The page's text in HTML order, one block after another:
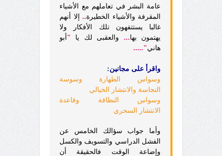
عامة البشر في تعاملهم مع الأشياء
المقرفة والأشياء الخطيرة..
إلا أنهم
غالبا يستتفهون تلك الأفكار ولا
يهتمون بها... والعقبى لك يا " أبو
هاني".....
واقرأ على مجانين:
وسواس الطهارة وسوسة
النجاسة والانتشار الخيالي
وسواس النظافة وقاعدة
الانتشار السحري
وأما جواب سؤالك الخامس عن
الفشل الدراسي والتسويف والكسل
وإضاعة الوقت فالحقيقة أن